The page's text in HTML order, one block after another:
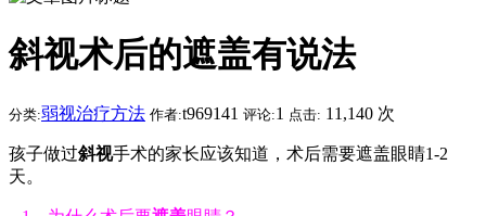
斜视术后的遮盖有说法
分类:弱视治疗方法 作者:t969141 评论:1 点击: 11,140 次
孩子做过斜视手术的家长应该知道，术后需要遮盖眼睛1-2
天。